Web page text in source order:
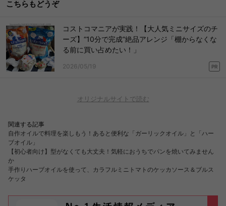
こちらもどうぞ
コストコマニアが実践！【大人気ミニサイズのチ
ーズ】“10分で完成”絶品アレンジ「棚からなくな
る前に買い占めたい！」
2026/05/19 PR
オリジナルサイトで読む
関連する記事
自作オイルで料理を楽しもう！あると便利な「ガーリックオイル」と「ハー
ブオイル」
【初心者向け】型がなくても大丈夫！気軽におうちでパンを焼いてみません
か
手作りハーブオイルを使って、カラフルミニトマトのケッカソース＆ブルス
ケッタ